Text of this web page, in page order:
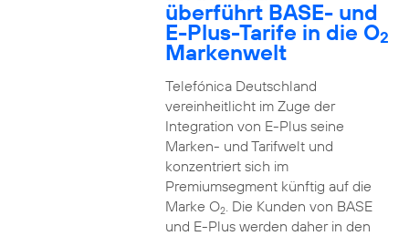
überführt BASE- und
E-Plus-Tarife in die O2
Markenwelt
Telefónica Deutschland
vereinheitlicht im Zuge der
Integration von E-Plus seine
Marken- und Tarifwelt und
konzentriert sich im
Premiumsegment künftig auf die
Marke O2. Die Kunden von BASE
und E-Plus werden daher in den